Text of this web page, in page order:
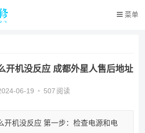
菜单
开机没反应 成都外星人售后地址
06-19 • 507 阅读
开机没反应 第一步：检查电源和电